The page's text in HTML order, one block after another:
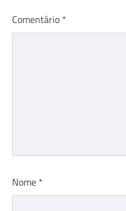
Comentário *
Nome *